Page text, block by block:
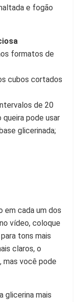
e fogão
formatos de
cubos cortados
de 20
queira pode usar
glicerinada;
em cada um dos
vídeo, coloque
tons mais
claros, o
você pode
glicerina mais